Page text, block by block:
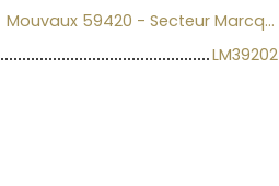
Mouvaux 59420 - Secteur Marcq-Wasquehal-Mouvaux
LM39202